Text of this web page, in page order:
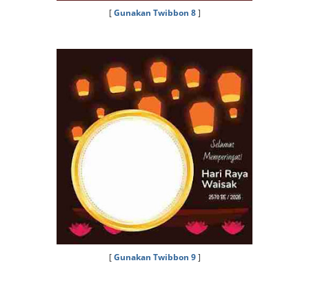
[Gunakan Twibbon 8]
[Gunakan Twibbon 9]